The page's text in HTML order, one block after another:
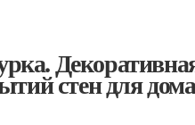
стен для